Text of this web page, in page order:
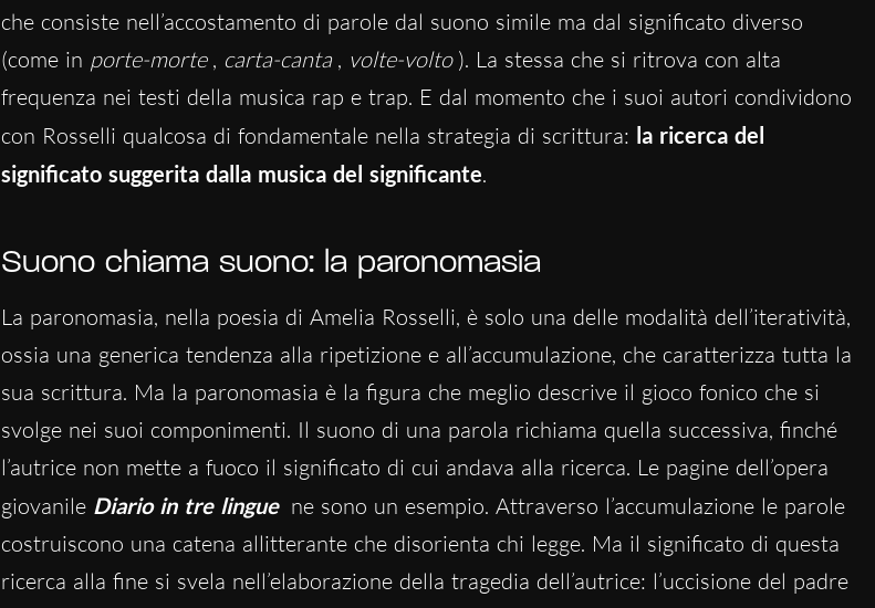
che consiste nell’accostamento di parole dal suono simile ma dal significato diverso
(come in porte-morte , carta-canta , volte-volto ). La stessa che si ritrova con alta
frequenza nei testi della musica rap e trap. E dal momento che i suoi autori condividono
con Rosselli qualcosa di fondamentale nella strategia di scrittura: la ricerca del
significato suggerita dalla musica del significante.
Suono chiama suono: la paronomasia
La paronomasia, nella poesia di Amelia Rosselli, è solo una delle modalità dell’iteratività,
ossia una generica tendenza alla ripetizione e all’accumulazione, checaratterizza tutta la
sua scrittura. Ma la paronomasia è la figura che meglio descrive il gioco fonico che si
svolge nei suoi componimenti. Il suono di una parola richiama quella successiva, finché
l’autrice non mette a fuoco il significato di cui andava alla ricerca. Le pagine dell’opera
giovanile Diario in tre lingue ne sono un esempio. Attraverso l’accumulazione le parole
costruiscono una catena allitterante che disorienta chi legge. Ma il significato di questa
ricerca alla fine si svela nell’elaborazione della tragedia dell’autrice: l’uccisione del padre